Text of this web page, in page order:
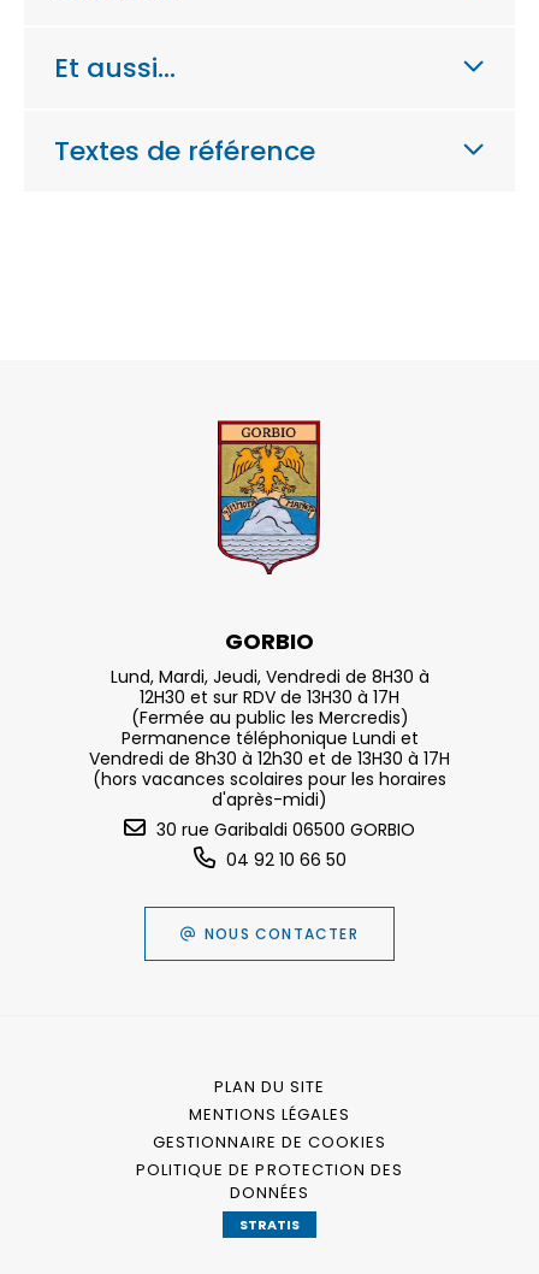
Et aussi…
Textes de référence
GORBIO
Lund, Mardi, Jeudi, Vendredi de 8H30 à
12H30 et sur RDV de 13H30 à 17H
(Fermée au public les Mercredis)
Permanence téléphonique Lundi et
Vendredi de 8h30 à 12h30 et de 13H30 à 17H
(hors vacances scolaires pour les horaires
d'après-midi)
30 rue Garibaldi 06500 GORBIO
04 92 10 66 50
NOUS CONTACTER
PLAN DU SITE
MENTIONS LÉGALES
GESTIONNAIRE DE COOKIES
POLITIQUE DE PROTECTION DES
DONNÉES
STRATIS